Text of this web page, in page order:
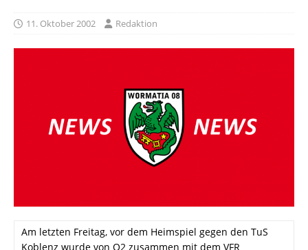
11. Oktober 2002 Redaktion
Am letzten Freitag, vor dem Heimspiel gegen den TuS
Koblenz wurde von O2 zusammen mit dem VFR